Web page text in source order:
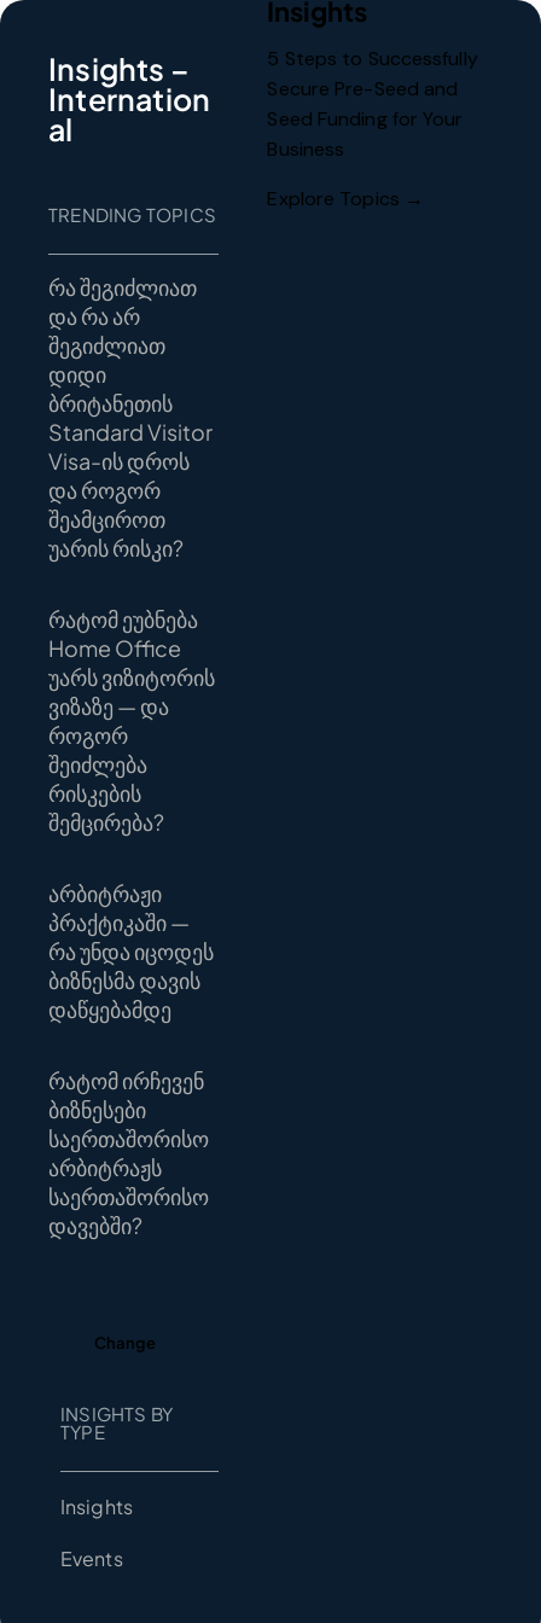
Insights –
Internation
al
TRENDING TOPICS
რა შეგიძლიათ
და რა არ
შეგიძლიათ
დიდი
ბრიტანეთის
Standard Visitor
Visa-ის დროს
და როგორ
შეამციროთ
უარის რისკი?
რატომ ეუბნება
Home Office
უარს ვიზიტორის
ვიზაზე — და
როგორ
შეიძლება
რისკების
შემცირება?
არბიტრაჟი
პრაქტიკაში —
რა უნდა იცოდეს
ბიზნესმა დავის
დაწყებამდე
რატომ ირჩევენ
ბიზნესები
საერთაშორისო
არბიტრაჟს
საერთაშორისო
დავებში?
Change
INSIGHTS BY
TYPE
Insights
Events
Insights
5 Steps to Successfully
Secure Pre-Seed and
Seed Funding for Your
Business
Explore Topics →